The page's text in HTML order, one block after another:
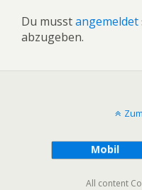
Du musstangemeldet
abzugeben.
Mobil
All content